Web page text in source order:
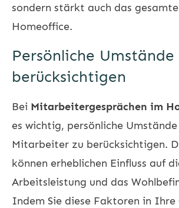
sondern stärkt auch das
Homeoffice.
Persönliche Umstände
berücksichtigen
Bei Mitarbeitergesprächen im
es wichtig, persönliche
Mitarbeiter zu berücksichtigen.
können erheblichen Einfluss auf
Arbeitsleistung und das
Indem Sie diese Faktoren in Ihre